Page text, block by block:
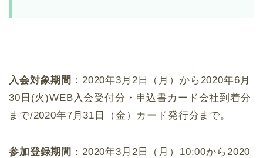
入会対象期間 ：2020年3月2日（月）から2020年6月
30日(火)WEB入会受付分・申込書カード会社到着分
まで/2020年7月31日（金）カード発行分まで。
参加登録期間 ：2020年3月2日（月）10:00から2020